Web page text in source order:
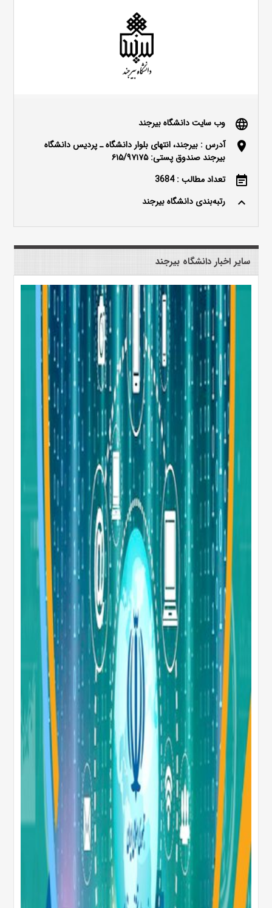
language وب سایت دانشگاه بیرجند
location_on
آدرس : بیرجند، انتهای بلوار دانشگاه ـ پردیس دانشگاه
بیرجند صندوق پستی: ۶۱۵/۹۷۱۷۵
event_note تعداد مطالب : 3684
keyboard_arrow_up رتبه‌بندی دانشگاه بیرجند
سایر اخبار دانشگاه بیرجند